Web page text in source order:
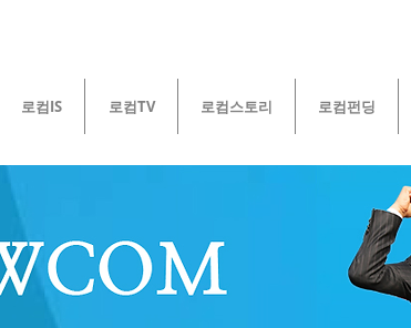
로컴IS 로컴TV 로컴스토리 로컴펀딩